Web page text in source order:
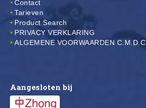
Contact
Tarieven
Product Search
PRIVACY VERKLARING
ALGEMENE VOORWAARDEN C.M.D.C.
Aangesloten bij